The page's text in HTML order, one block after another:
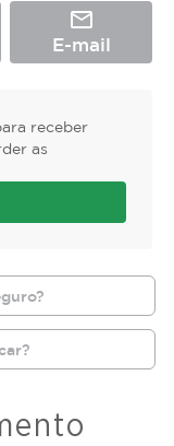
mail_outline
E-mail
receber
as